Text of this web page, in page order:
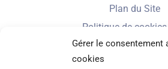
Gérer le consentement
cookies
Plan du Site
Politique de cookies
Nbe de visiteurs en